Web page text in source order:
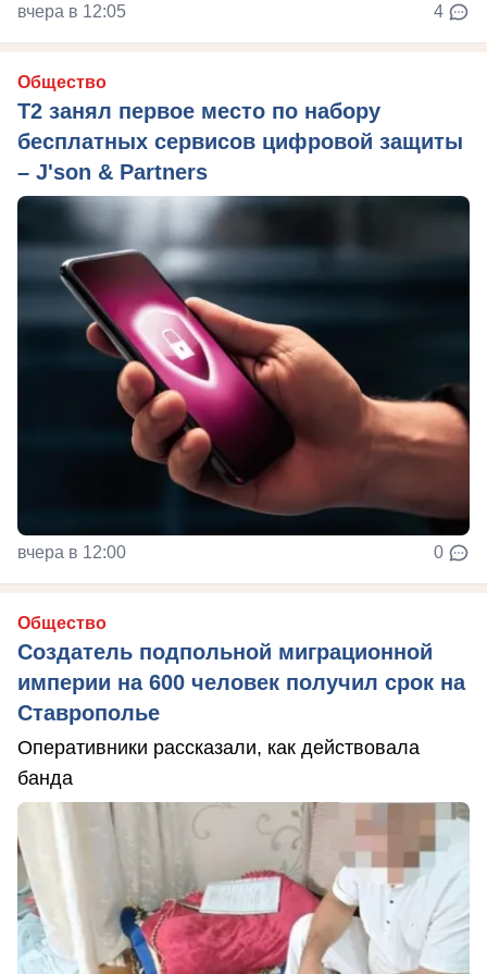
вчера в 12:05 4
Общество
Т2 занял первое место по набору
бесплатных сервисов цифровой защиты
– J'son & Partners
вчера в 12:00 0
Общество
Создатель подпольной миграционной
империи на 600 человек получил срок на
Ставрополье
Оперативники рассказали, как действовала
банда